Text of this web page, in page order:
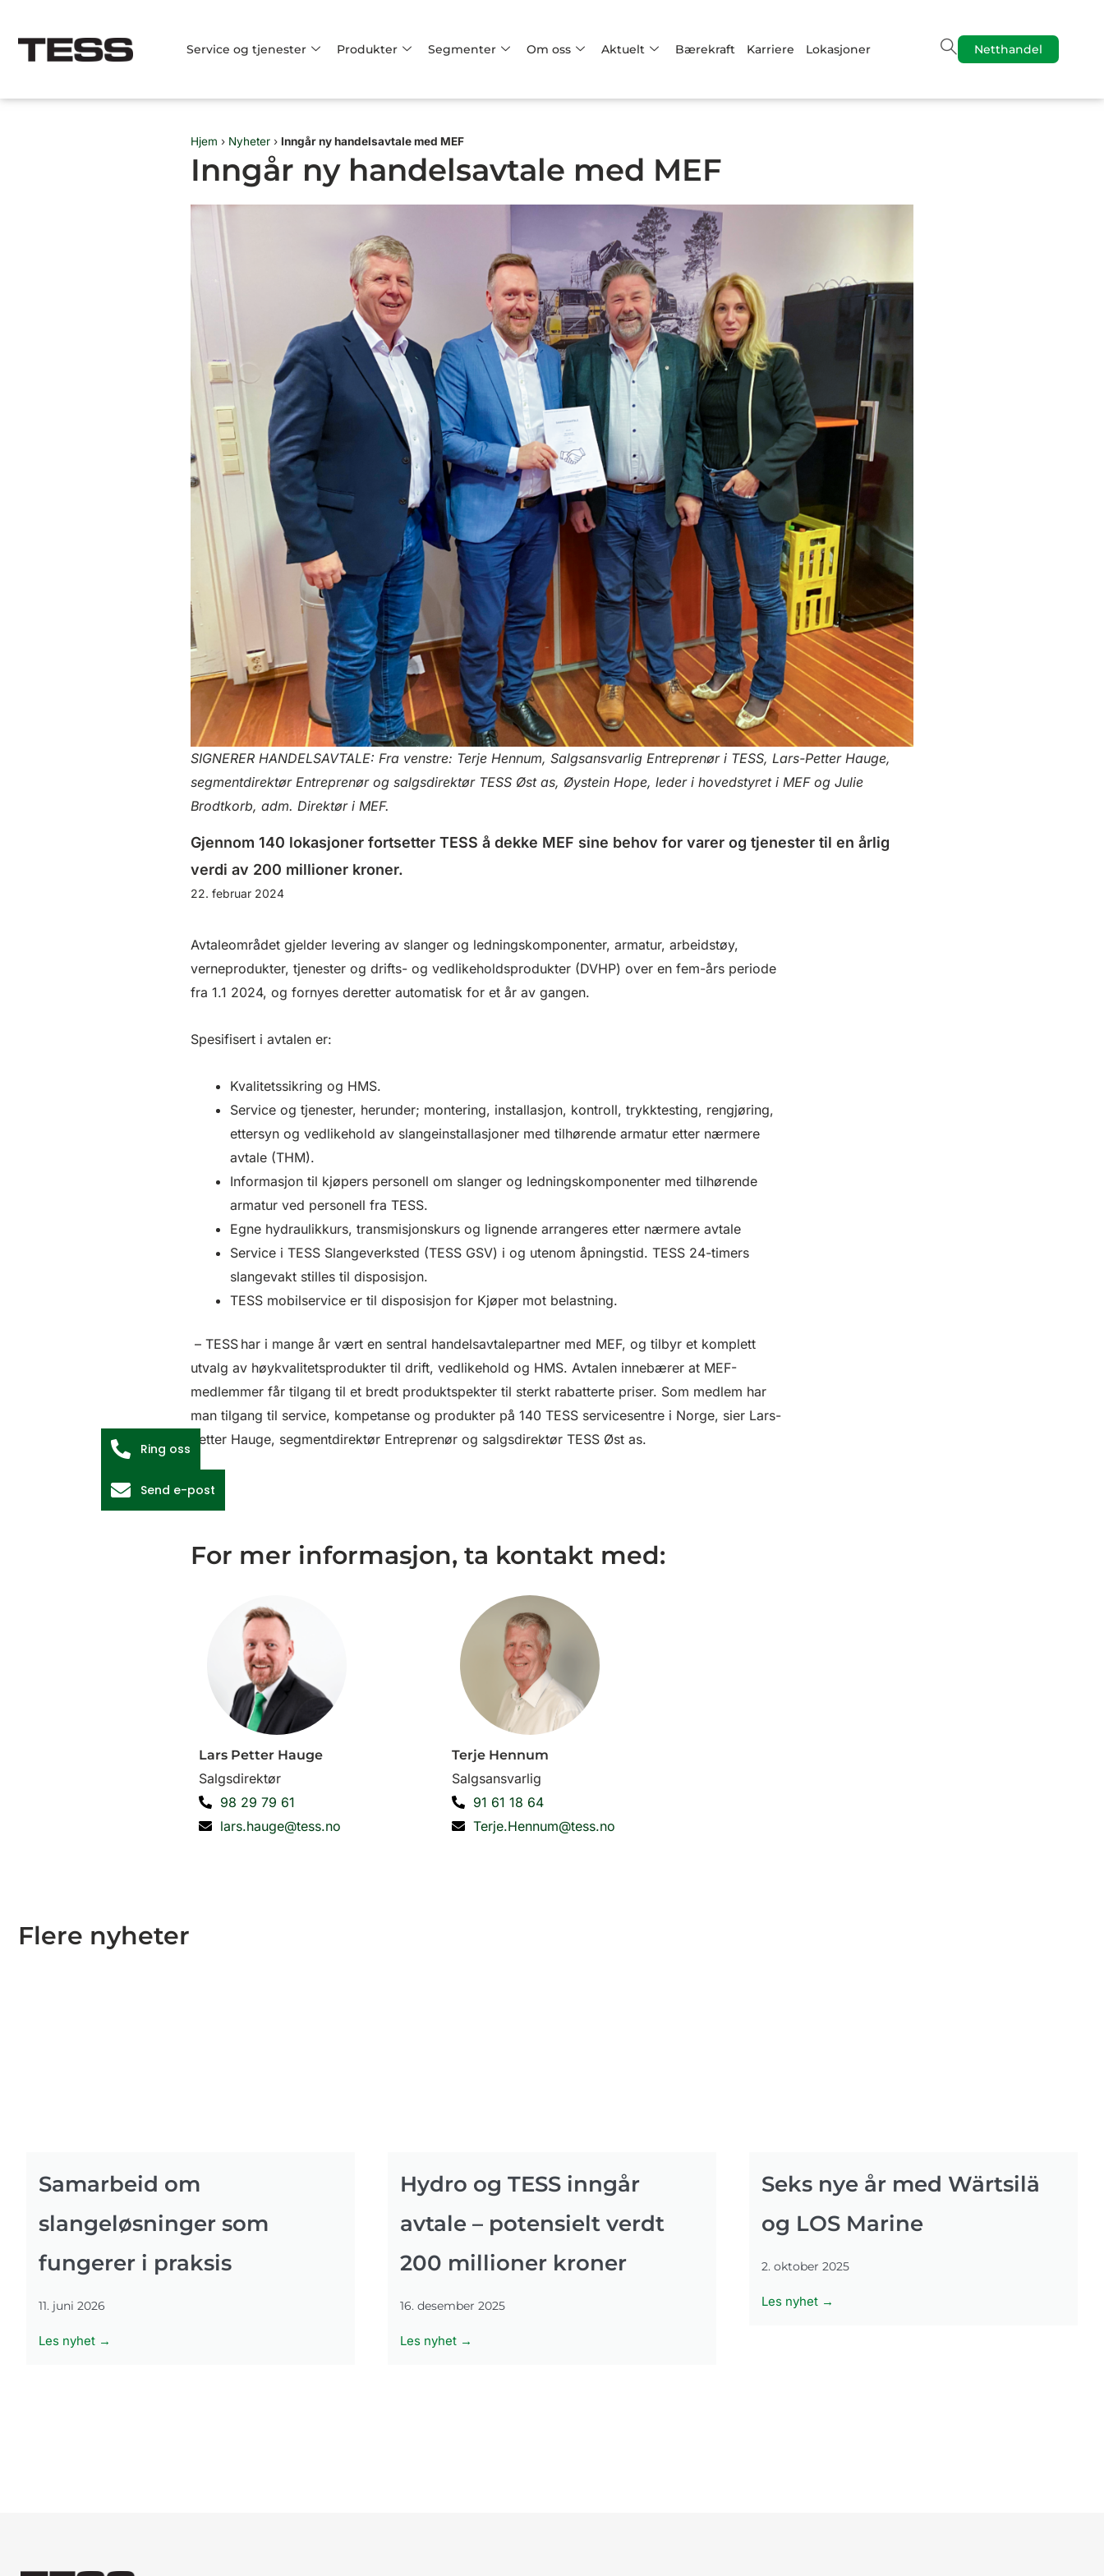
rett
Service og tjenester Produkter Segmenter Om oss Aktuelt Bærekraft Karriere Lokasjoner Netthandel
Hjem › Nyheter › Inngår ny handelsavtale med MEF
Inngår ny handelsavtale med MEF
SIGNERER HANDELSAVTALE: Fra venstre: Terje Hennum, Salgsansvarlig Entreprenør i TESS, Lars-Petter Hauge,
segmentdirektør Entreprenør og salgsdirektør TESS Øst as, Øystein Hope, leder i hovedstyret i MEF og Julie
Brodtkorb, adm. Direktør i MEF.
Gjennom 140 lokasjoner fortsetter TESS å dekke MEF sine behov for varer og tjenester til en årlig
verdi av 200 millioner kroner.
22. februar 2024
Avtaleområdet gjelder levering av slanger og ledningskomponenter, armatur, arbeidstøy,
verneprodukter, tjenester og drifts- og vedlikeholdsprodukter (DVHP) over en fem-års periode
fra 1.1 2024, og fornyes deretter automatisk for et år av gangen.
Spesifisert i avtalen er:
Kvalitetssikring og HMS.
Service og tjenester, herunder; montering, installasjon, kontroll, trykktesting, rengjøring,
ettersyn og vedlikehold av slangeinstallasjoner med tilhørende armatur etter nærmere
avtale (THM).
Informasjon til kjøpers personell om slanger og ledningskomponenter med tilhørende
armatur ved personell fra TESS.
Egne hydraulikkurs, transmisjonskurs og lignende arrangeres etter nærmere avtale
Service i TESS Slangeverksted (TESS GSV) i og utenom åpningstid. TESS 24-timers
slangevakt stilles til disposisjon.
TESS mobilservice er til disposisjon for Kjøper mot belastning.
– TESS har i mange år vært en sentral handelsavtalepartner med MEF, og tilbyr et komplett
utvalg av høykvalitetsprodukter til drift, vedlikehold og HMS. Avtalen innebærer at MEF-
medlemmer får tilgang til et bredt produktspekter til sterkt rabatterte priser. Som medlem har
man tilgang til service, kompetanse og produkter på 140 TESS servicesentre i Norge, sier Lars-
Petter Hauge, segmentdirektør Entreprenør og salgsdirektør TESS Øst as.
For mer informasjon, ta kontakt med:
Lars Petter Hauge
Salgsdirektør
98 29 79 61
lars.hauge@tess.no
Terje Hennum
Salgsansvarlig
91 61 18 64
Terje.Hennum@tess.no
Flere nyheter
Samarbeid om
slangeløsninger som
fungerer i praksis
11. juni 2026
Les nyhet →
Hydro og TESS inngår
avtale – potensielt verdt
200 millioner kroner
16. desember 2025
Les nyhet →
Seks nye år med Wärtsilä
og LOS Marine
2. oktober 2025
Les nyhet →
Ring oss
Send e-post